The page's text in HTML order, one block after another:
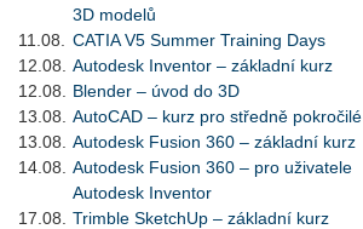
3D modelů
11.08.
CATIA V5 Summer Training Days
12.08.
Autodesk Inventor – základní kurz
12.08.
Blender – úvod do 3D
13.08.
AutoCAD – kurz pro středně pokročilé
13.08.
Autodesk Fusion 360 – základní kurz
14.08.
Autodesk Fusion 360 – pro uživatele
Autodesk Inventor
17.08.
Trimble SketchUp – základní kurz